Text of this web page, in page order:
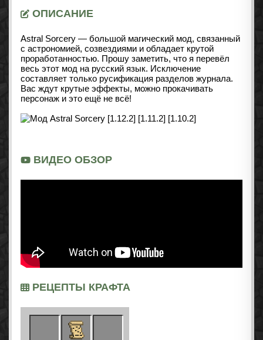
ОПИСАНИЕ
Astral Sorcery — большой магический мод, связанный
с астрономией, созвездиями и обладает крутой
проработанностью. Прошу заметить, что я перевёл
весь этот мод на русский язык. Исключение
составляет только русификация разделов журнала.
Вас ждут крутые эффекты, можно прокачивать
персонаж и это ещё не всё!
ВИДЕО ОБЗОР
РЕЦЕПТЫ КРАФТА